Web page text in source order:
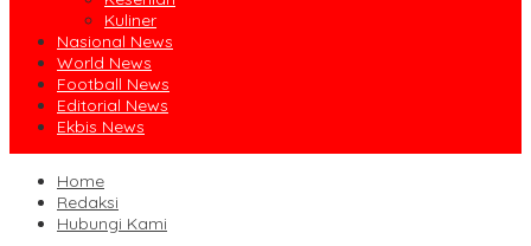
Kuliner
Nasional News
World News
Football News
Editorial News
Ekbis News
Home
Redaksi
Hubungi Kami